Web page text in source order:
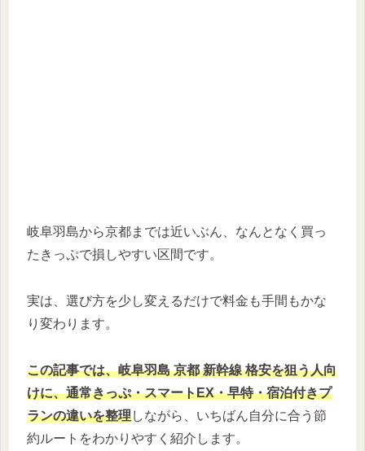
岐阜羽島から京都までは近いぶん、なんとなく買っ
たきっぷで損しやすい区間です。
実は、選び方を少し変えるだけで料金も手間もかな
り変わります。
この記事では、岐阜羽島 京都 新幹線 格安を狙う人向
けに、通常きっぷ・スマートEX・早特・宿泊付きプ
ランの違いを整理しながら、いちばん自分に合う節
約ルートをわかりやすく紹介します。